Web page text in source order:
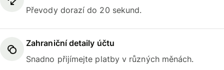
Převody dorazí do 20 sekund.
Zahraniční detaily účtu
Snadno přijímejte platby v různých měnách.